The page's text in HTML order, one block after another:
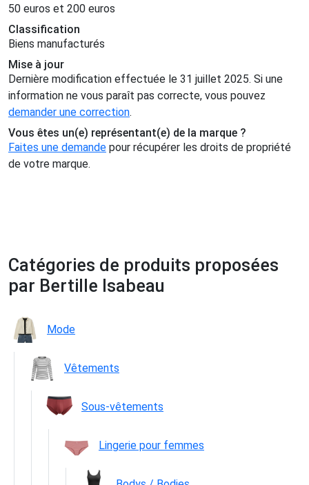
50 euros et 200 euros
Classification
Biens manufacturés
Mise à jour
Dernière modification effectuée le 31 juillet 2025. Si une
information ne vous paraît pas correcte, vous pouvez
demander une correction.
Vous êtes un(e) représentant(e) de la marque ?
Faites une demande pour récupérer les droits de propriété
de votre marque.
Catégories de produits proposées
par Bertille Isabeau
Mode
Vêtements
Sous-vêtements
Lingerie pour femmes